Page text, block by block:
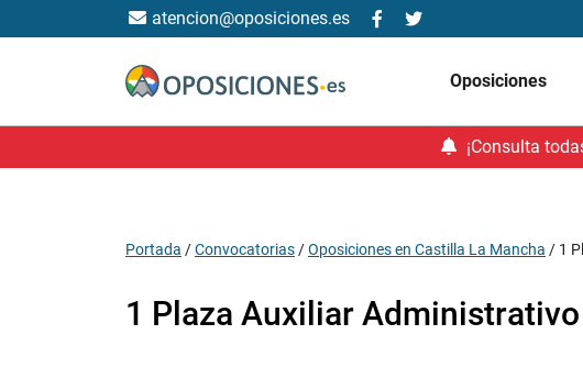
atencion@oposiciones.es
Oposiciones
¡Consulta
Portada /Convocatorias /Oposiciones en Castilla La Mancha / 1
1 Plaza Auxiliar